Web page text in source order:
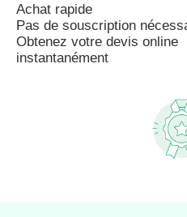
Achat rapide
Pas de souscription
Obtenez votre devis online
instantanément